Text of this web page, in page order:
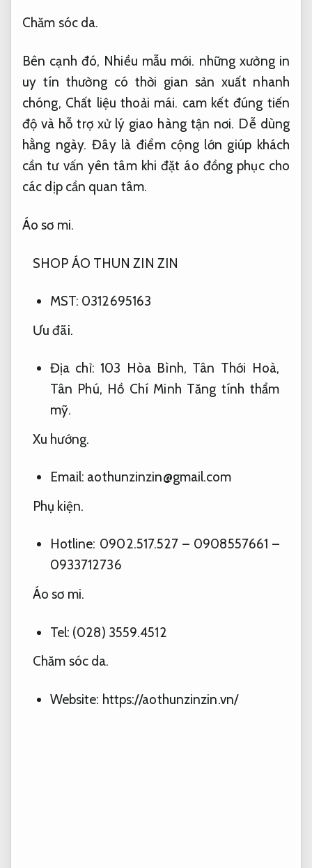
Chăm sóc da.
Bên cạnh đó, Nhiều mẫu mới. những xưởng in
uy tín thường có thời gian sản xuất nhanh
chóng, Chất liệu thoải mái. cam kết đúng tiến
độ và hỗ trợ xử lý giao hàng tận nơi. Dễ dùng
hằng ngày. Đây là điểm cộng lớn giúp khách
cần tư vấn yên tâm khi đặt áo đồng phục cho
các dịp cần quan tâm.
Áo sơ mi.
SHOP ÁO THUN ZIN ZIN
MST: 0312695163
Ưu đãi.
Địa chỉ: 103 Hòa Bình, Tân Thới Hoà,
Tân Phú, Hồ Chí Minh Tăng tính thẩm
mỹ.
Xu hướng.
Email: aothunzinzin@gmail.com
Phụ kiện.
Hotline: 0902.517.527 – 0908557661 –
0933712736
Áo sơ mi.
Tel: (028) 3559.4512
Chăm sóc da.
Website: https://aothunzinzin.vn/